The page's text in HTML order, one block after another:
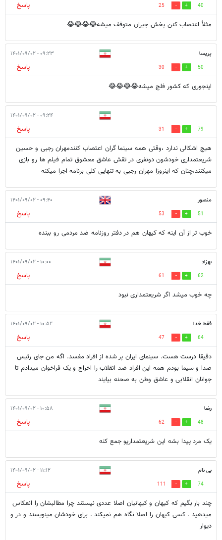
40
25
پاسخ
مثلاً اعتصاب کنن پخش جیران متوقف میشه😂😂😂😂
پریسا ۰۹:۲۳ - ۱۴۰۱/۰۹/۰۲
50
30
پاسخ
اینجوری که کشور فلج میشه😂😂😂😂
۰۹:۲۴ - ۱۴۰۱/۰۹/۰۲
79
31
پاسخ
هیچ اشکالی ندارد ،وقتی همه سینما گران اعتصاب کنندمهران رجبی و حسین
شریعتمداری خودشون دونفری در تقش عاشق معشوق تمام فیلم ها رو بازی
میکنند،چنان که اینروزا مهران رجبی به تنهایی کلی برنامه اجرا میکنه
منصور ۰۹:۴۰ - ۱۴۰۱/۰۹/۰۲
51
53
پاسخ
خوب تر از آن اینه که کیهان هم در دفتر روزنامه ضد مردمی رو ببنده
بهزاد ۱۰:۰۰ - ۱۴۰۱/۰۹/۰۲
62
61
پاسخ
چه خوب میشد اگر شریعتمداری نبود
فقط خدا ۱۰:۵۲ - ۱۴۰۱/۰۹/۰۲
64
47
پاسخ
دقیقا درست هست. سینمای ایران پر شده از افراد مفسد. اگه من جای رئیس
صدا و سیما بودم همه این افراد ضد انقلاب را اخراج و یک فراخوان میدادم تا
جوانان انقلابی و عاشق وطن به صحنه بیایند
رضا ۱۰:۵۸ - ۱۴۰۱/۰۹/۰۲
48
62
پاسخ
یک مرد پیدا بشه این شریعتمداریو جمع کنه
بی نام ۱۱:۱۲ - ۱۴۰۱/۰۹/۰۲
74
111
پاسخ
چند بار بگیم که کیهان و کیهانیان اصلا عددی نیستند چرا مطالبشان را انعکاس
میدهید . کسی کیهان را اصلا نگاه هم نمیکند . برای خودشان مینویسند و در و
دیوار